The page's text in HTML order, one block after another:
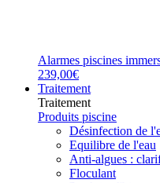
Alarmes piscines
239,00€
Traitement
Traitement
Produits piscine
Désinfection de
Equilibre de l'eau
Anti-algues :
Floculant